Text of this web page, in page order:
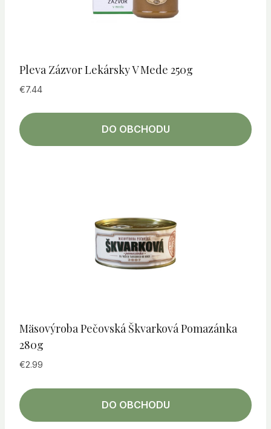
Pleva Zázvor Lekársky V Mede 250g
€7.44
DO OBCHODU
Mäsovýroba Pečovská Škvarková Pomazánka
280g
€2.99
DO OBCHODU